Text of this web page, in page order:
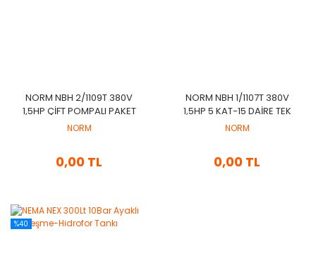
NORM NBH 2/1109T 380V
1,5HP ÇIFT POMPALI PAKET
HIDROFOR
NORM
0,00 TL
NORM NBH 1/1107T 380V
1,5HP 5 KAT-15 DAIRE TEK
POMPALI PAKET HIDROFOR
NORM
0,00 TL
%40